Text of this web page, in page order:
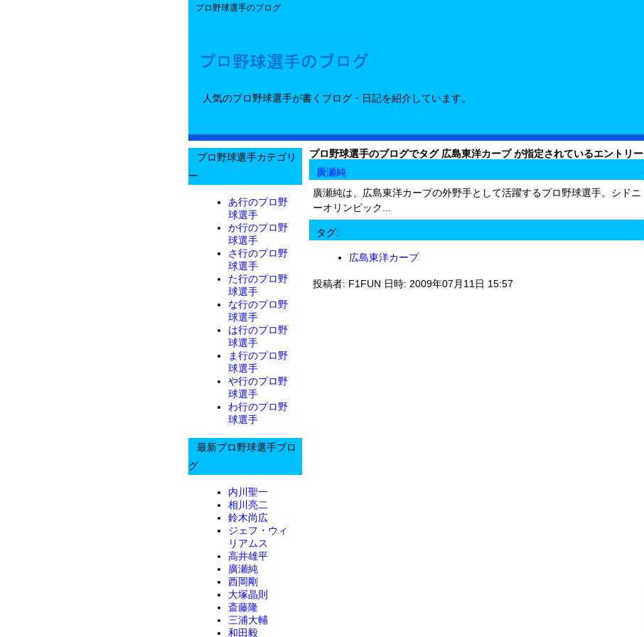
プロ野球選手のブログ
人気のプロ野球選手が書くブログ・日記を紹介しています。
プロ野球選手カテゴリ
ー
あ行のプロ野
球選手
か行のプロ野
球選手
さ行のプロ野
球選手
た行のプロ野
球選手
な行のプロ野
球選手
は行のプロ野
球選手
ま行のプロ野
球選手
や行のプロ野
球選手
わ行のプロ野
球選手
最新プロ野球選手ブロ
グ
内川聖一
相川亮二
鈴木尚広
ジェフ・ウィ
リアムス
高井雄平
廣瀬純
西岡剛
大塚晶則
斎藤隆
三浦大輔
和田毅
プロ野球選手のブログでタグ 広島東洋カープ が指定されているエントリー
廣瀬純
廣瀬純は、広島東洋カープの外野手として活躍するプロ野球選手。シドニ
ーオリンピック...
タグ:
広島東洋カープ
投稿者: F1FUN 日時: 2009年07月11日 15:57